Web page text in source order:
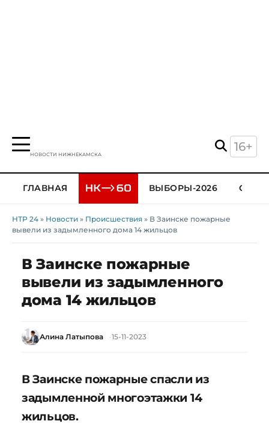
НОВОСТИ НИЖНЕКАМСКА
16+
ГЛАВНАЯ ВЫБОРЫ-2026
НТР 24 » Новости » Происшествия » В Заинске пожарные
вывели из задымленного дома 14 жильцов
В Заинске пожарные
вывели из задымленного
дома 14 жильцов
Алина Латыпова 15-11-2023
В Заинске пожарные спасли из
задымленной многоэтажки 14
жильцов.